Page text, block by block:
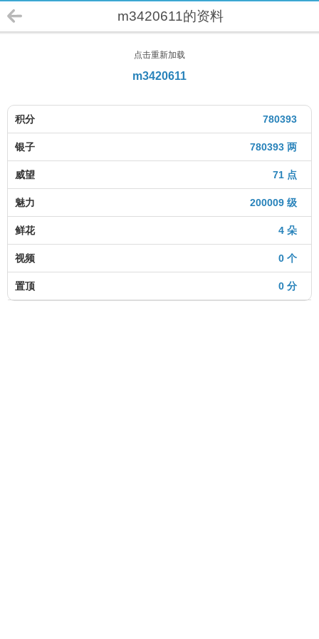
m3420611的资料
点击重新加载
m3420611
780393
积分
780393 两
银子
71 点
威望
200009 级
魅力
4 朵
鲜花
0 个
视频
0 分
置顶